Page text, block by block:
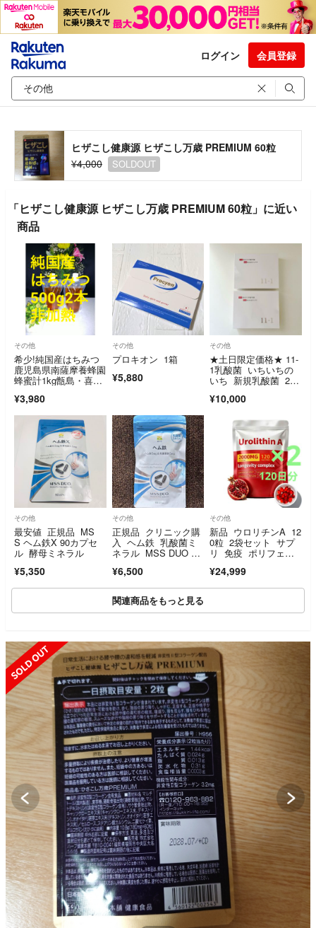
ログイン 会員登録
ヒザこし健康源 ヒザこし万歳 PREMIUM 60粒
¥4,000
SOLDOUT
「ヒザこし健康源 ヒザこし万歳 PREMIUM 60粒」に近い
商品
その他
希少!純国産はちみつ
鹿児島県南薩摩養蜂園
蜂蜜計1kg甑島・喜界
¥3,980
その他
プロキオン 1箱
¥5,880
その他
★土日限定価格★ 11-
1乳酸菌 いちいちの
いち 新規乳酸菌 2
¥10,000
その他
最安値 正規品 MS
S ヘム鉄X 90カプセ
ル 酵母ミネラル
¥5,350
その他
正規品 クリニック購
入 ヘム鉄 乳酸菌ミ
ネラル MSS DUO 90
¥6,500
その他
新品 ウロリチンA 12
0粒 2袋セット サプ
リ 免疫 ポリフェノ
ロ エラグ酸 ミトコ
ンドリア 抗酸化 筋
¥24,999
関連商品をもっと見る
SOLD OUT